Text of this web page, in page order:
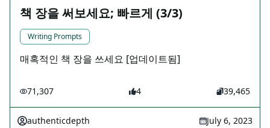
책 장을 써보세요; 빠르게 (3/3)
Writing Prompts
매혹적인 책 장을 쓰세요 [업데이트됨]
71,307 4 39,465
authenticdepth July 6, 2023